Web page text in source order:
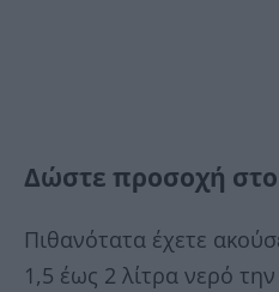
Δώστε προσοχή
Πιθανότατα έχετε
1,5 έως 2 λίτρα νερό